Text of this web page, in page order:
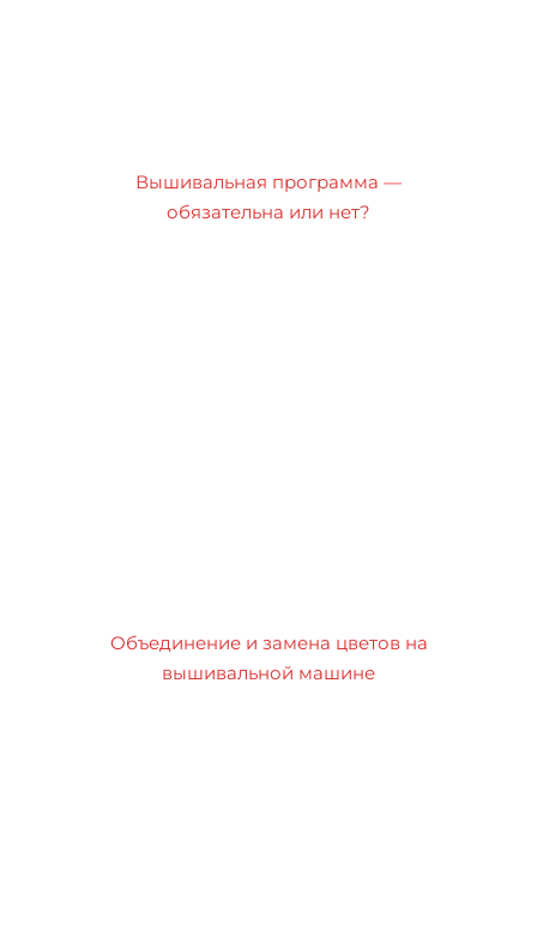
Вышивальная программа —
обязательна или нет?
Объединение и замена цветов на
вышивальной машине